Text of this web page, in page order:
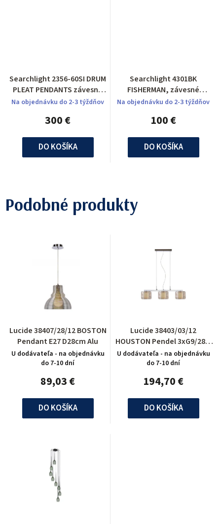
Searchlight 2356-60SI DRUM
PLEAT PENDANTS závesné
svietidlo
Na objednávku do 2-3 týždňov
300 €
DO KOŠÍKA
Searchlight 4301BK
FISHERMAN, závesné
svietidlo
Na objednávku do 2-3 týždňov
100 €
DO KOŠÍKA
Podobné produkty
Lucide 38407/28/12 BOSTON
Pendant E27 D28cm Alu
U dodávateľa - na objednávku
do 7-10 dní
89,03 €
DO KOŠÍKA
Lucide 38403/03/12
HOUSTON Pendel 3xG9/28W
L70 W16 H120 Opa
U dodávateľa - na objednávku
do 7-10 dní
194,70 €
DO KOŠÍKA